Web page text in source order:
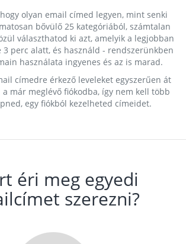
olyan email címed legyen, mint senki
bővülő 25 kategóriából, számtalan
választhatod ki azt, amelyik a legjobban
perc alatt, és használd - rendszerünkben
használata ingyenes és az is marad.
címedre érkező leveleket egyszerűen át
már meglévő fiókodba, így nem kell több
egy fiókból kezelheted címeidet.
éri meg egyedi
szerezni?